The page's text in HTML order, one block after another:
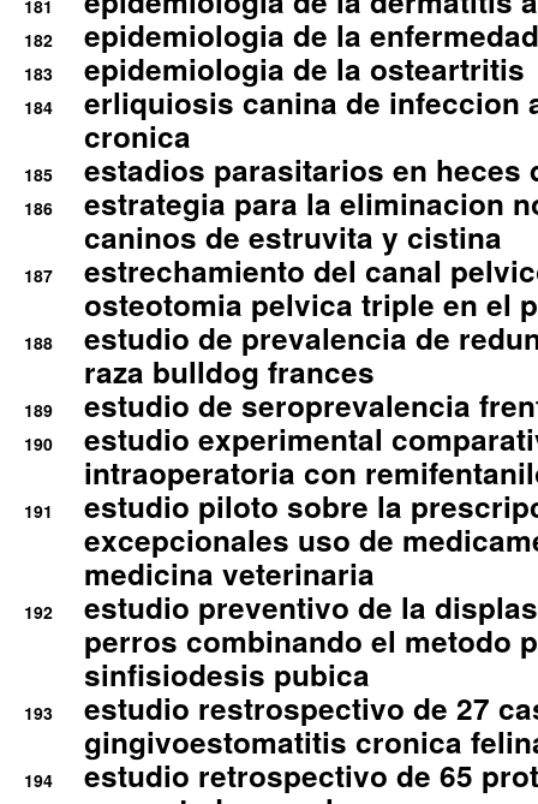
181
182 epidemiologia de la
183 epidemiologia de la osteartritis
184
erliquiosis canina de infeccion
cronica
185 estadios parasitarios en heces
186
estrategia para la eliminacion
caninos de estruvita y cistina
187
estrechamiento del canal
osteotomia pelvica triple en el
188
estudio de prevalencia de
raza bulldog frances
189 estudio de seroprevalencia
190
estudio experimental
intraoperatoria con
191
estudio piloto sobre la
excepcionales uso de
medicina veterinaria
192
estudio preventivo de la
perros combinando el metodo
sinfisiodesis pubica
193
estudio restrospectivo de 27
gingivoestomatitis cronica
194
estudio retrospectivo de 65